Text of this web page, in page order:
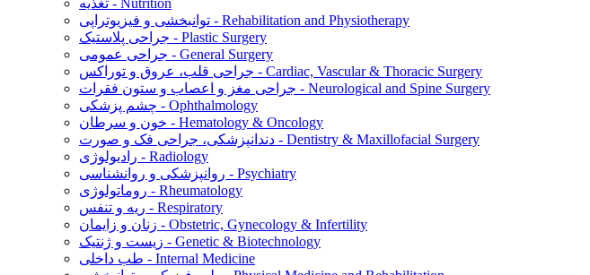
تغذیه - Nutrition
توانبخشی و فیزیوتراپی - Rehabilitation and Physiotherapy
جراحی پلاستیک - Plastic Surgery
جراحی عمومی - General Surgery
جراحی قلب، عروق و توراکس - Cardiac, Vascular & Thoracic Surgery
جراحی مغز و اعصاب و ستون فقرات - Neurological and Spine Surgery
چشم پزشکی - Ophthalmology
خون و سرطان - Hematology & Oncology
دندانپزشکی، جراحی فک و صورت - Dentistry & Maxillofacial Surgery
رادیولوژی - Radiology
روانپزشکی و روانشناسی - Psychiatry
روماتولوژی - Rheumatology
ریه و تنفس - Respiratory
زنان و زایمان - Obstetric, Gynecology & Infertility
زیست و ژنتیک - Genetic & Biotechnology
طب داخلی - Internal Medicine